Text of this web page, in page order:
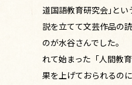
道国語教育研究会｣と
説を立てて文芸作品の
のが水谷さんでした。
れて始まった「人間教
果を上げておられるの